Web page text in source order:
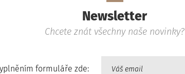
Newsletter
Chcete znát všechny naše novinky?
formuláře zde: